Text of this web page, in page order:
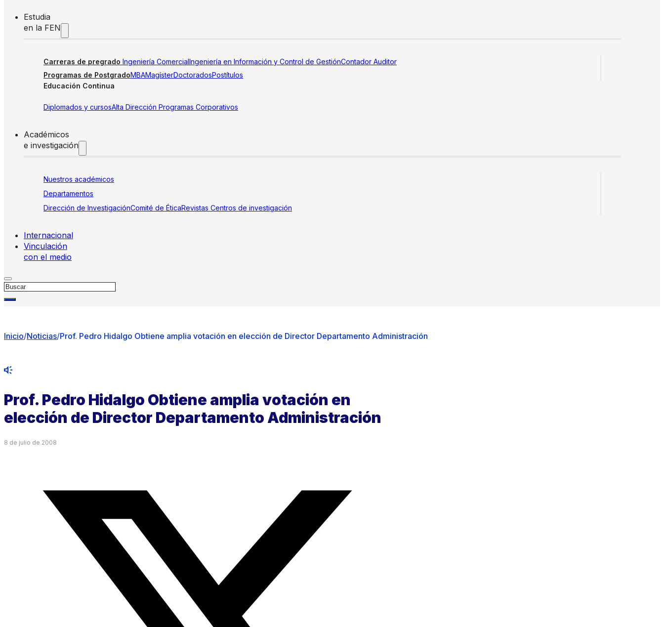
Estudia
en la FEN
Carreras de pregrado Ingeniería ComercialIngeniería en Información y Control de GestiónContador Auditor
Programas de PostgradoMBAMagísterDoctoradosPostítulos
Educación Continua
Diplomados y cursosAlta Dirección Programas Corporativos
Académicos
e investigación
Nuestros académicos
Departamentos
Dirección de InvestigaciónComité de ÉticaRevistas Centros de investigación
Internacional
Vinculación
con el medio
Buscar
Inicio/Noticias/Prof. Pedro Hidalgo Obtiene amplia votación en elección de Director Departamento Administración
Prof. Pedro Hidalgo Obtiene amplia votación en
elección de Director Departamento Administración
8 de julio de 2008